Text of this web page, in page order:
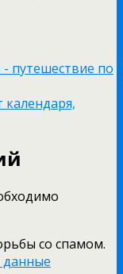
путешествие по
календаря,
со спамом.
данные